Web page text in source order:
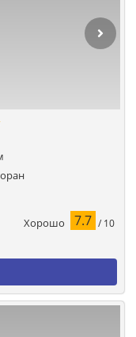
Хорошо 7.7 / 10